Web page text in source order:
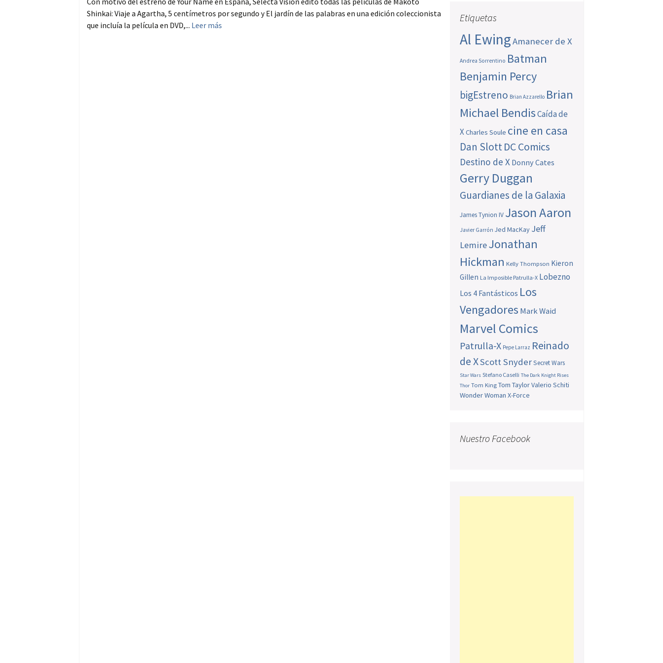
Shinkai: Viaje a Agartha, 5 centímetros por segundo y El jardín de las palabras en una edición coleccionista
que incluía la película en DVD,... Leer más
Etiquetas
Al EwingAmanecer de X
Andrea Sorrentino Batman
Benjamin Percy
bigEstreno Brian Azzarello Brian
Michael BendisCaída de
XCharles Soule cine en casa
Dan SlottDC Comics
Destino de X Donny Cates
Gerry Duggan
Guardianes de la Galaxia
James Tynion IV Jason Aaron
Javier Garrón Jed MacKay Jeff
LemireJonathan
Hickman Kelly Thompson Kieron
Gillen La Imposible Patrulla-X Lobezno
Los 4 Fantásticos Los
Vengadores Mark Waid
Marvel Comics
Patrulla-X Pepe Larraz Reinado
de XScott SnyderSecret Wars
Star Wars Stefano Caselli The Dark Knight Rises
Thor Tom King Tom TaylorValerio Schiti
Wonder Woman X-Force
Nuestro Facebook